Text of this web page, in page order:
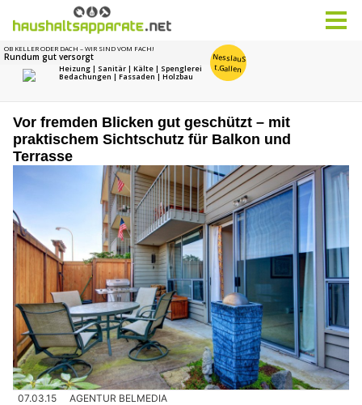
Vor fremden Blicken gut geschützt – mit
praktischem Sichtschutz für Balkon und
Terrasse
07.03.15 AGENTUR BELMEDIA